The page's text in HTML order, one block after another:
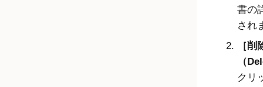
書の
され
削
（
クリ